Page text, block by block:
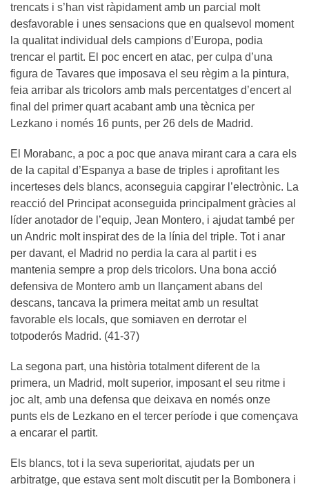
trencats i s’han vist ràpidament amb un parcial molt
desfavorable i unes sensacions que en qualsevol moment
la qualitat individual dels campions d’Europa, podia
trencar el partit. El poc encert en atac, per culpa d’una
figura de Tavares que imposava el seu règim a la pintura,
feia arribar als tricolors amb mals percentatges d’encert al
final del primer quart acabant amb una tècnica per
Lezkano i només 16 punts, per 26 dels de Madrid.
El Morabanc, a poc a poc que anava mirant cara a cara els
de la capital d’Espanya a base de triples i aprofitant les
incerteses dels blancs, aconseguia capgirar l’electrònic. La
reacció del Principat aconseguida principalment gràcies al
líder anotador de l’equip, Jean Montero, i ajudat també per
un Andric molt inspirat des de la línia del triple. Tot i anar
per davant, el Madrid no perdia la cara al partit i es
mantenia sempre a prop dels tricolors. Una bona acció
defensiva de Montero amb un llançament abans del
descans, tancava la primera meitat amb un resultat
favorable els locals, que somiaven en derrotar el
totpoderós Madrid. (41-37)
La segona part, una història totalment diferent de la
primera, un Madrid, molt superior, imposant el seu ritme i
joc alt, amb una defensa que deixava en només onze
punts els de Lezkano en el tercer període i que començava
a encarar el partit.
Els blancs, tot i la seva superioritat, ajudats per un
arbitratge, que estava sent molt discutit per la Bombonera i